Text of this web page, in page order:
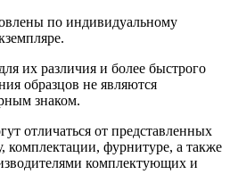
по индивидуальному
их различия и более быстрого
образцов не являются
знаком.
отличаться от представленных
комплектации, фурнитуре, а также
комплектующих и